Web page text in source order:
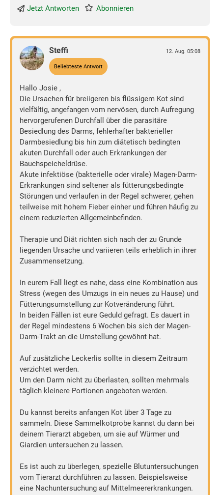
Jetzt Antworten Abonnieren
Steffi
Beliebteste Antwort
12. Aug. 05:08
Hallo Josie ,
Die Ursachen für breiigeren bis flüssigem Kot sind
vielfältig, angefangen vom nervösen, durch Aufregung
hervorgerufenen Durchfall über die parasitäre
Besiedlung des Darms, fehlerhafter bakterieller
Darmbesiedlung bis hin zum diätetisch bedingten
akuten Durchfall oder auch Erkrankungen der
Bauchspeicheldrüse.
Akute infektiöse (bakterielle oder virale) Magen-Darm-
Erkrankungen sind seltener als fütterungsbedingte
Störungen und verlaufen in der Regel schwerer, gehen
teilweise mit hohem Fieber einher und führen häufig zu
einem reduzierten Allgemeinbefinden.
Therapie und Diät richten sich nach der zu Grunde
liegenden Ursache und variieren teils erheblich in ihrer
Zusammensetzung.
In eurem Fall liegt es nahe, dass eine Kombination aus
Stress (wegen des Umzugs in ein neues zu Hause) und
Fütterungsumstellung zur Kotveränderung führt.
In beiden Fällen ist eure Geduld gefragt. Es dauert in
der Regel mindestens 6 Wochen bis sich der Magen-
Darm-Trakt an die Umstellung gewöhnt hat.
Auf zusätzliche Leckerlis sollte in diesem Zeitraum
verzichtet werden.
Um den Darm nicht zu überlasten, sollten mehrmals
täglich kleinere Portionen angeboten werden.
Du kannst bereits anfangen Kot über 3 Tage zu
sammeln. Diese Sammelkotprobe kannst du dann bei
deinem Tierarzt abgeben, um sie auf Würmer und
Giardien untersuchen zu lassen.
Es ist auch zu überlegen, spezielle Blutuntersuchungen
vom Tierarzt durchführen zu lassen. Beispielsweise
eine Nachuntersuchung auf Mittelmeererkrankungen.